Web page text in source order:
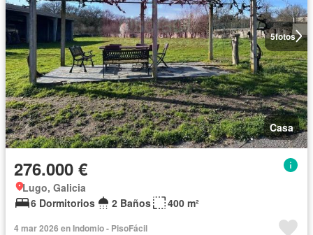
5fotos
Casa
276.000 €
Lugo, Galicia
6 Dormitorios
2 Baños 400 m²
4 mar 2026 en Indomio - PisoFácil